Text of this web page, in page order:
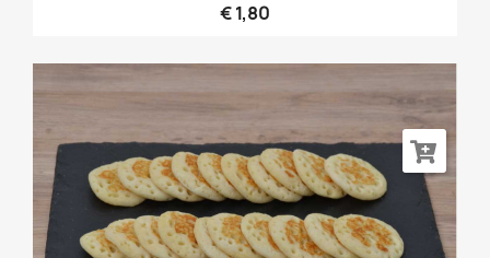
€ 1,80